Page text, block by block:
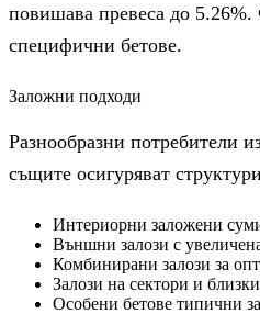
повишава превеса до 5.26%.
специфични бетове.
Заложни подходи
Разнообразни потребители
същите осигуряват
Интериорни заложени
Външни залози с
Комбинирани залози за
Залози на сектори и
Особени бетове типични